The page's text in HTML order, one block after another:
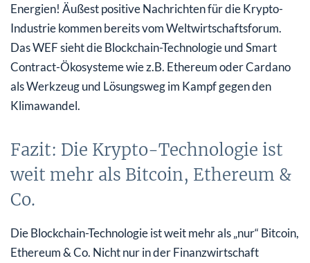
Energien! Äußest positive Nachrichten für die Krypto-
Industrie kommen bereits vom Weltwirtschaftsforum.
Das WEF sieht die Blockchain-Technologie und Smart
Contract-Ökosysteme wie z.B. Ethereum oder Cardano
als Werkzeug und Lösungsweg im Kampf gegen den
Klimawandel.
Fazit: Die Krypto-Technologie ist
weit mehr als Bitcoin, Ethereum &
Co.
Die Blockchain-Technologie ist weit mehr als „nur“ Bitcoin,
Ethereum & Co. Nicht nur in der Finanzwirtschaft